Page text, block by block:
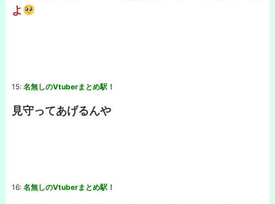
よ
15: 名無しのVtuberまとめ駅！
見守ってあげるんや
16: 名無しのVtuberまとめ駅！